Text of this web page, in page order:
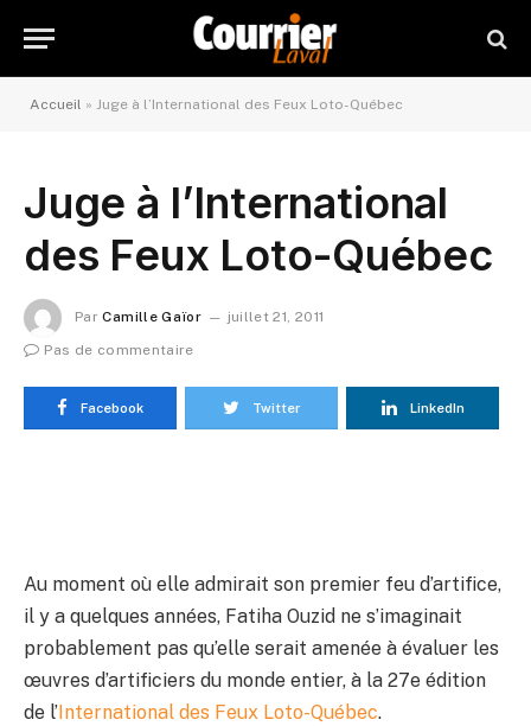
Accueil » Juge à l’International des Feux Loto-Québec
Juge à l’International
des Feux Loto-Québec
Par Camille Gaïor
juillet 21, 2011
Pas de commentaire
Facebook Twitter LinkedIn
Au moment où elle admirait son premier feu d’artifice,
il y a quelques années, Fatiha Ouzid ne s’imaginait
probablement pas qu’elle serait amenée à évaluer les
œuvres d’artificiers du monde entier, à la 27e édition
de l’International des Feux Loto-Québec.